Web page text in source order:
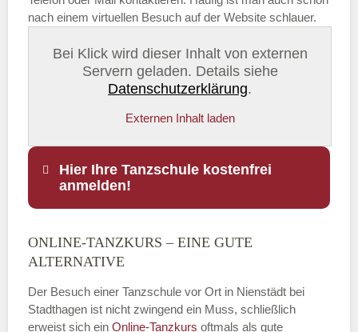
nach einem virtuellen Besuch auf der Website schlauer.
Bei Klick wird dieser Inhalt von externen
Servern geladen. Details siehe
Datenschutzerklärung.
Externen Inhalt laden
Hier Ihre Tanzschule kostenfrei
anmelden!
Name
ONLINE-TANZKURS – EINE GUTE
ALTERNATIVE
Der Besuch einer Tanzschule vor Ort in Nienstädt bei
Stadthagen ist nicht zwingend ein Muss, schließlich
erweist sich ein Online-Tanzkurs oftmals als gute